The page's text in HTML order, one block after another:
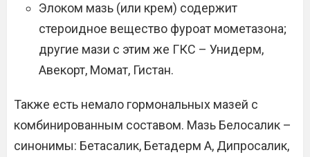
Элоком мазь (или крем) содержит
стероидное вещество фуроат мометазона;
другие мази с этим же ГКС – Унидерм,
Авекорт, Момат, Гистан.
Также есть немало гормональных мазей с
комбинированным составом. Мазь Белосалик –
синонимы: Бетасалик, Бетадерм А, Дипросалик,